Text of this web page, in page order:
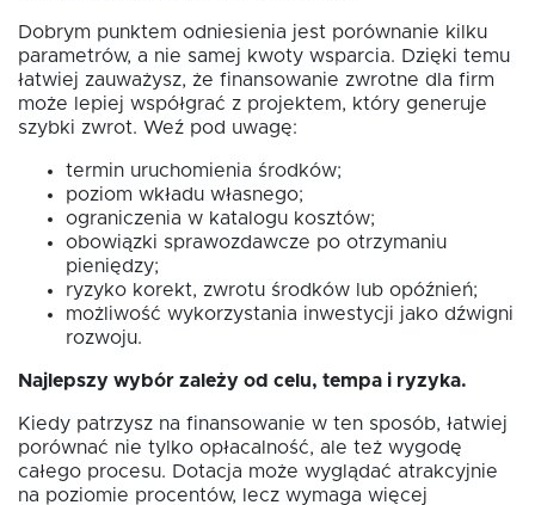
Dobrym punktem odniesienia jest porównanie kilku
parametrów, a nie samej kwoty wsparcia. Dzięki temu
łatwiej zauważysz, że finansowanie zwrotne dla firm
może lepiej współgrać z projektem, który generuje
szybki zwrot. Weź pod uwagę:
termin uruchomienia środków;
poziom wkładu własnego;
ograniczenia w katalogu kosztów;
obowiązki sprawozdawcze po otrzymaniu
pieniędzy;
ryzyko korekt, zwrotu środków lub opóźnień;
możliwość wykorzystania inwestycji jako dźwigni
rozwoju.
Najlepszy wybór zależy od celu, tempa i ryzyka.
Kiedy patrzysz na finansowanie w ten sposób, łatwiej
porównać nie tylko opłacalność, ale też wygodę
całego procesu. Dotacja może wyglądać atrakcyjnie
na poziomie procentów, lecz wymaga więcej